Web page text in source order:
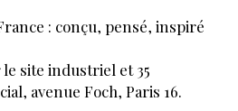
: conçu, pensé, inspiré
site industriel et 35
avenue Foch, Paris 16.